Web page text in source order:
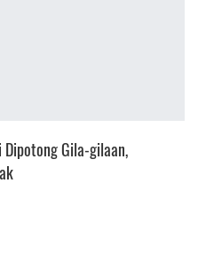
Gila-gilaan,